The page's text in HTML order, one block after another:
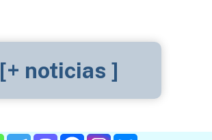
[+ noticias ]